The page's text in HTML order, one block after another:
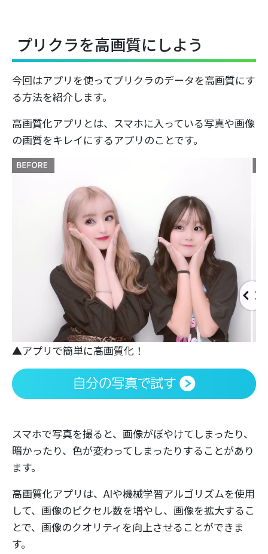
プリクラを高画質にしよう
今回はアプリを使ってプリクラのデータを高画質にす
る方法を紹介します。
高画質化アプリとは、スマホに入っている写真や画像
の画質をキレイにするアプリのことです。
▲アプリで簡単に高画質化！
スマホで写真を撮ると、画像がぼやけてしまったり、
暗かったり、色が変わってしまったりすることがあり
ます。
高画質化アプリは、AIや機械学習アルゴリズムを使用
して、画像のピクセル数を増やし、画像を拡大するこ
とで、画像のクオリティを向上させることができま
す。